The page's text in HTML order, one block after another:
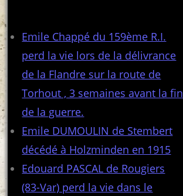
Emile Chappé du 159ème R.I.
perd la vie lors de la délivrance
de la Flandre sur la route de
Torhout , 3 semaines avant la fin
de la guerre.
Emile DUMOULIN de Stembert
décédé à Holzminden en 1915
Edouard PASCAL de Rougiers
(83-Var) perd la vie dans le